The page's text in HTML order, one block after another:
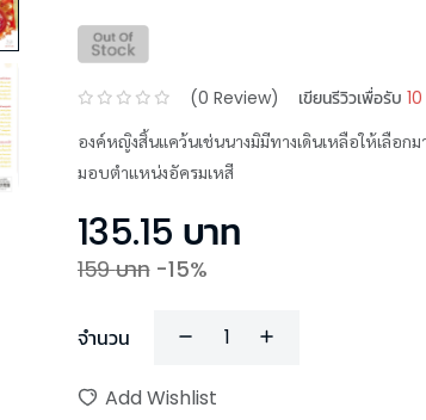
(0 Review) เขียนรีวิวเพื่อรับ
องค์หญิงสิ้นแคว้นเช่นนางมิมีทางเดินเหลือให้เลือกมากนัก คิดไม่ถึงว่าจักรพรรดิแห่งเทียนฝู่จะตีค่
มอบตำแหน่งอัครมเหสี
135.15 บาท
159บาท -15%
จำนวน
Add Wishlist